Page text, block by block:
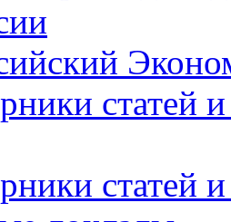
статей
статей